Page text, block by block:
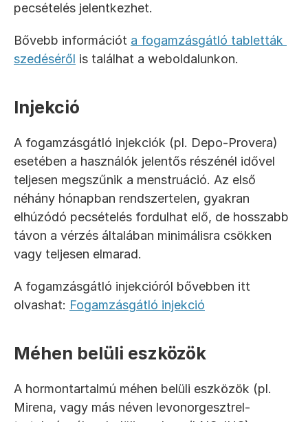
pecsételés jelentkezhet.
Bővebb információt a fogamzásgátló tabletták
szedéséről is találhat a weboldalunkon.
Injekció
A fogamzásgátló injekciók (pl. Depo-Provera)
esetében a használók jelentős részénél idővel
teljesen megszűnik a menstruáció. Az első
néhány hónapban rendszertelen, gyakran
elhúzódó pecsételés fordulhat elő, de hosszabb
távon a vérzés általában minimálisra csökken
vagy teljesen elmarad.
A fogamzásgátló injekcióról bővebben itt
olvashat: Fogamzásgátló injekció
Méhen belüli eszközök
A hormontartalmú méhen belüli eszközök (pl.
Mirena, vagy más néven levonorgesztrel-